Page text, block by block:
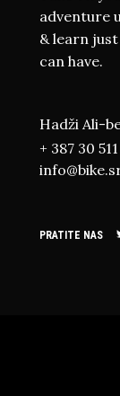
adventure
& learn
can have.
Hadži Ali-
+ 387 30
PRATITE NAS